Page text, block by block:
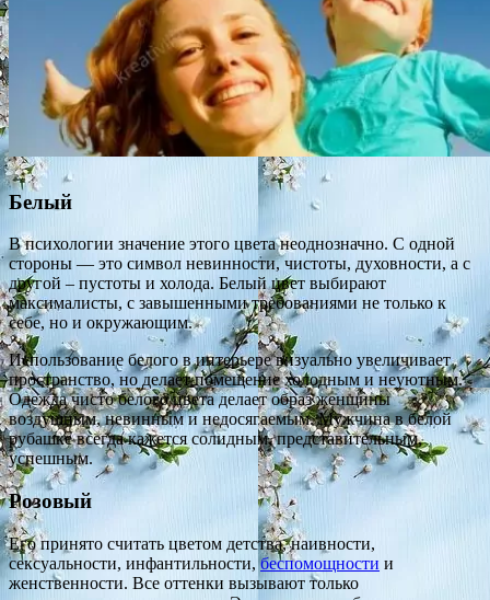
Белый
В психологии значение этого цвета неоднозначно. С одной
стороны — это символ невинности, чистоты, духовности, а с
другой – пустоты и холода. Белый цвет выбирают
максималисты, с завышенными требованиями не только к
себе, но и окружающим.
Использование белого в интерьере визуально увеличивает
пространство, но делает помещение холодным и неуютным.
Одежда чисто белого цвета делает образ женщины
воздушным, невинным и недосягаемым. Мужчина в белой
рубашке всегда кажется солидным, представительным,
успешным.
Розовый
Его принято считать цветом детства, наивности,
сексуальности, инфантильности,беспомощности и
женственности. Все оттенки вызывают только